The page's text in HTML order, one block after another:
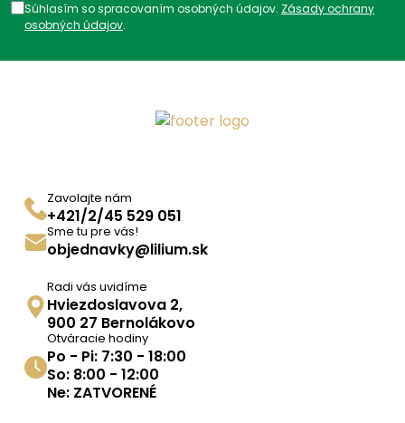
Súhlasím so spracovaním osobných údajov. Zásady ochrany
osobných údajov.
Zavolajte nám
+421/2/45 529 051
Sme tu pre vás!
objednavky@lilium.sk
Radi vás uvidíme
Hviezdoslavova 2,
900 27 Bernolákovo
Otváracie hodiny
Po - Pi: 7:30 - 18:00
So: 8:00 - 12:00
Ne: ZATVORENÉ